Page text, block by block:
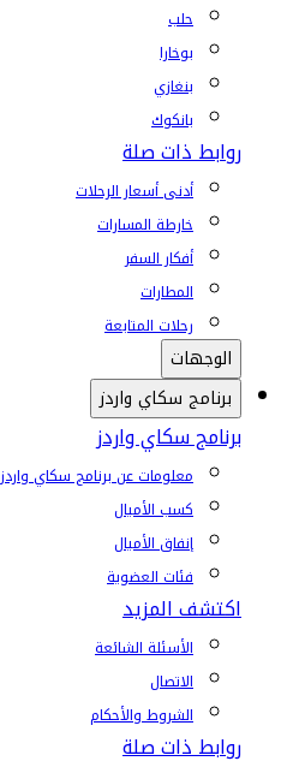
حلب
بوخارا
بنغازي
بانكوك
روابط ذات صلة
أدنى أسعار الرحلات
خارطة المسارات
أفكار السفر
المطارات
رحلات المتابعة
الوجهات
برنامج سكاي واردز
برنامج سكاي واردز
معلومات عن برنامج سكاي واردز
كسب الأميال
إنفاق الأميال
فئات العضوية
اكتشف المزيد
الأسئلة الشائعة
الاتصال
الشروط والأحكام
روابط ذات صلة